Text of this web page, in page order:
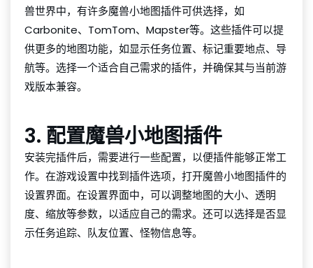
兽世界中，有许多魔兽小地图插件可供选择，如
Carbonite、TomTom、Mapster等。这些插件可以提
供更多的地图功能，如显示任务位置、标记重要地点、导
航等。选择一个适合自己需求的插件，并确保其与当前游
戏版本兼容。
3. 配置魔兽小地图插件
安装完插件后，需要进行一些配置，以便插件能够正常工
作。在游戏设置中找到插件选项，打开魔兽小地图插件的
设置界面。在设置界面中，可以调整地图的大小、透明
度、缩放等参数，以适应自己的需求。还可以选择是否显
示任务追踪、队友位置、怪物信息等。